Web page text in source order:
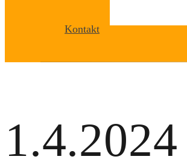
Kontakt
1.4.2024